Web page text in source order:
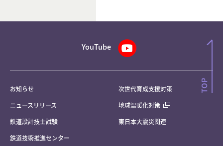
YouTube
お知らせ
ニュースリリース
鉄道設計技士試験
鉄道技術推進センター
次世代育成支援対策
地球温暖化対策
東日本大震災関連